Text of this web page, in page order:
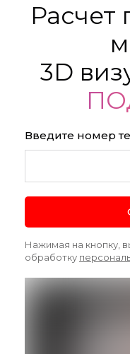
Расчет
3D
Введите номер
Нажимая на кнопку,
обработку